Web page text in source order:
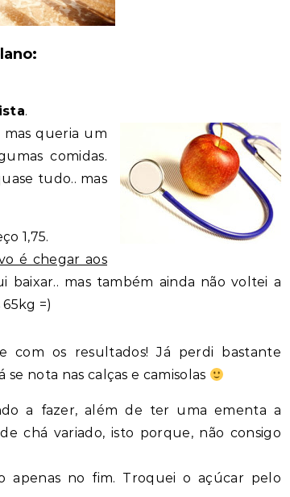
.
mas queria um
comidas.
tudo.. mas
1,75.
é chegar aos
baixar.. mas também ainda não voltei a
=)
com os resultados! Já perdi bastante
nota nas calças e camisolas
a fazer, além de ter uma ementa a
chá variado, isto porque, não consigo
apenas no fim. Troquei o açúcar pelo